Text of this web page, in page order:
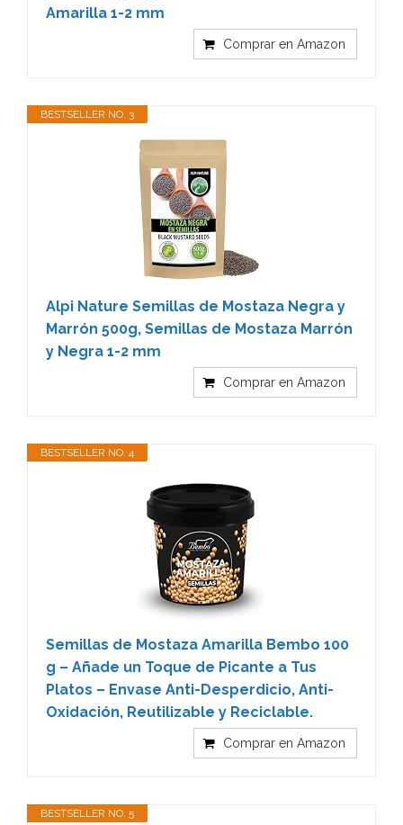
Amarilla 1-2 mm
Comprar en Amazon
BESTSELLER NO. 3
Alpi Nature Semillas de Mostaza Negra y
Marrón 500g, Semillas de Mostaza Marrón
y Negra 1-2 mm
Comprar en Amazon
BESTSELLER NO. 4
Semillas de Mostaza Amarilla Bembo 100
g – Añade un Toque de Picante a Tus
Platos – Envase Anti-Desperdicio, Anti-
Oxidación, Reutilizable y Reciclable.
Comprar en Amazon
BESTSELLER NO. 5